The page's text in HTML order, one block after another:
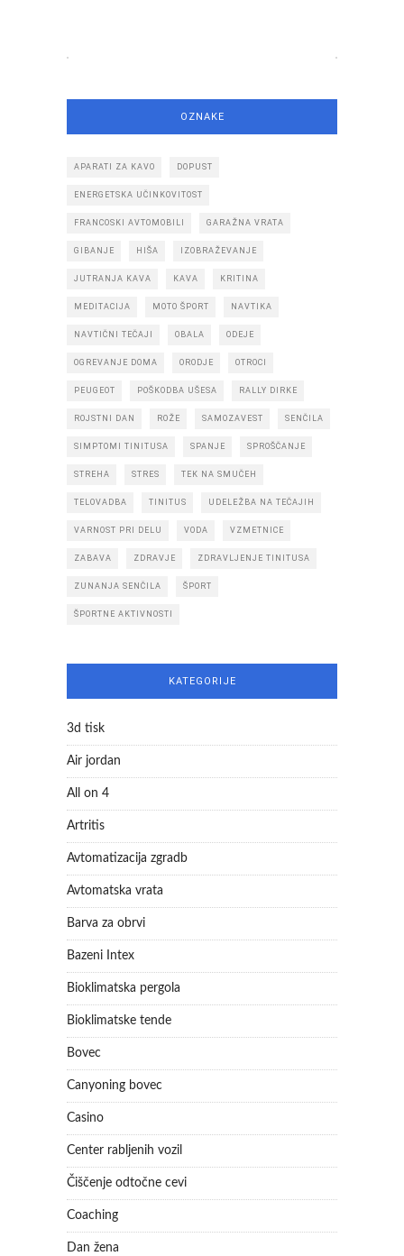
OZNAKE
APARATI ZA KAVO DOPUST
ENERGETSKA UČINKOVITOST
FRANCOSKI AVTOMOBILI GARAŽNA VRATA
GIBANJE HIŠA IZOBRAŽEVANJE
JUTRANJA KAVA KAVA KRITINA
MEDITACIJA MOTO ŠPORT NAVTIKA
NAVTIČNI TEČAJI OBALA ODEJE
OGREVANJE DOMA ORODJE OTROCI
PEUGEOT POŠKODBA UŠESA RALLY DIRKE
ROJSTNI DAN ROŽE SAMOZAVEST SENČILA
SIMPTOMI TINITUSA SPANJE SPROŠČANJE
STREHA STRES TEK NA SMUČEH
TELOVADBA TINITUS UDELEŽBA NA TEČAJIH
VARNOST PRI DELU VODA VZMETNICE
ZABAVA ZDRAVJE ZDRAVLJENJE TINITUSA
ZUNANJA SENČILA ŠPORT
ŠPORTNE AKTIVNOSTI
KATEGORIJE
3d tisk
Air jordan
All on 4
Artritis
Avtomatizacija zgradb
Avtomatska vrata
Barva za obrvi
Bazeni Intex
Bioklimatska pergola
Bioklimatske tende
Bovec
Canyoning bovec
Casino
Center rabljenih vozil
Čiščenje odtočne cevi
Coaching
Dan žena